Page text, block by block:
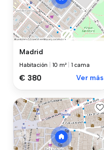
Madrid
Habitación 10 m² 1 cama
€ 380 Ver más